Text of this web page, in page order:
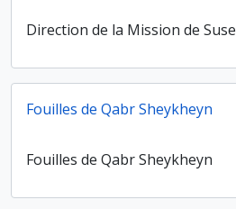
Direction de la Mission de Suse
Fouilles de Qabr Sheykheyn
Fouilles de Qabr Sheykheyn